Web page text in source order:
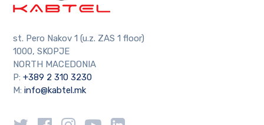
st. Pero Nakov 1 (u.z. ZAS 1 floor)
1000, SKOPJE
NORTH MACEDONIA
P: +389 2 310 3230
M:info@kabtel.mk